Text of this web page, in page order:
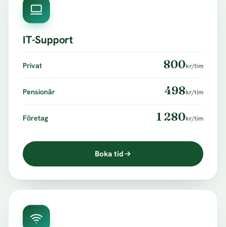
IT-Support
Privat 800kr/tim
Pensionär 498kr/tim
Företag 1 280kr/tim
Boka tid